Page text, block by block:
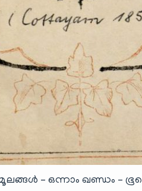
– ഒന്നാം ഖണ്ഡം